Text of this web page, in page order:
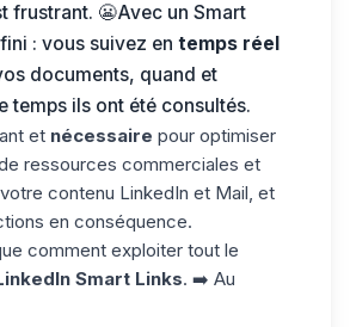
frustrant. 😬Avec un Smart
: vous suivez en temps réel
documents, quand et
temps ils ont été consultés.
et nécessaire pour optimiser
ressources commerciales et
contenu LinkedIn et Mail, et
en conséquence.
comment exploiter tout le
Smart Links. ➡️ Au